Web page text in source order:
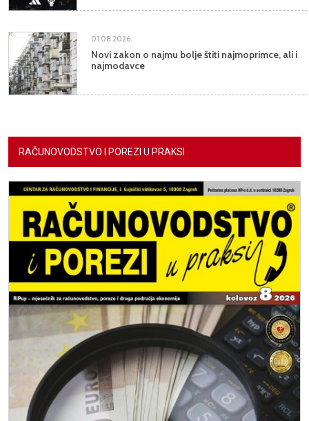
01.08.2026.
Novi zakon o najmu bolje štiti najmoprimce, ali i
najmodavce
RAČUNOVODSTVO I POREZI U PRAKSI